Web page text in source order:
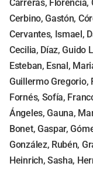
Carreras, Florencia,
Cerbino, Gastón,
Cervantes, Ismael,
Cecilia, Díaz, Guido
Esteban, Esnal,
Guillermo Gregorio,
Fornés, Sofía,
Ángeles, Gauna,
Bonet, Gaspar,
González, Rubén,
Heinrich, Sasha,